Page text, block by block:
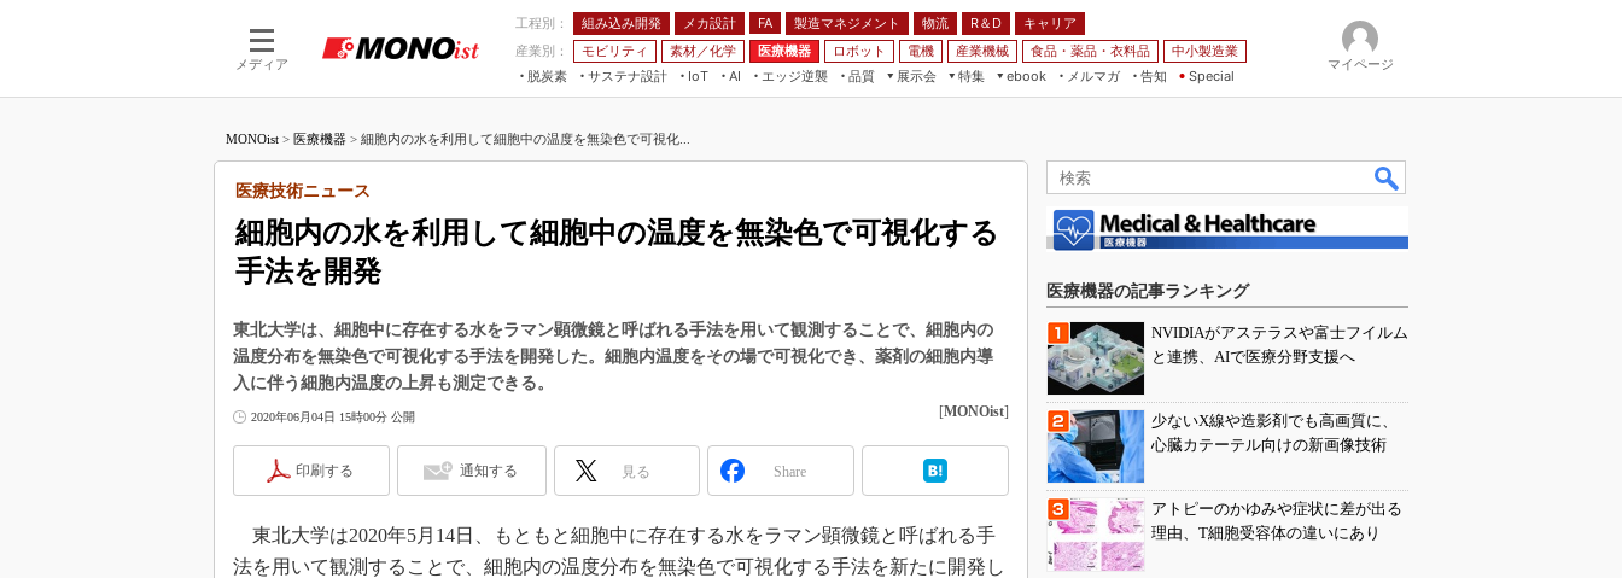
メディア
工程別： 組み込み開発 メカ設計 FA 製造マネジメント 物流 R＆D
キャリア
産業別：
モビリティ 素材／化学 医療機器 ロボット 電機 産業機械 食品・薬品・衣料品
中小製造業
脱炭素
サステナ設計
IoT
つながる工場
AI
AI×設備保全
エッジ逆襲 品質
展示会
JIMTOF
IIFES
TECHNO-FRONTIER
EdgeTech+
日本ものづくりワールド
AUTOMOTIVE WORLD
産業オープンネット展
特集
VR／AR
フィールドサービス
組み込み画像技術
組み込みモデリング
ISO26262
3Dプリンタ
ebook
FA
モビリティ
メルマガ
告知 Special
マイページ
MONOist > 医療機器 > 細胞内の水を利用して細胞中の温度を無染色で可視化...
細胞内の水を利用して細胞中の温度を無染色で可視化する
手法を開発
医療技術ニュース
東北大学は、細胞中に存在する水をラマン顕微鏡と呼ばれる手法を用いて観測することで、細胞内の
温度分布を無染色で可視化する手法を開発した。細胞内温度をその場で可視化でき、薬剤の細胞内導
入に伴う細胞内温度の上昇も測定できる。
2020年06月04日 15時00分 公開 [MONOist]
印刷する 通知する 見る Share
東北大学は2020年5月14日、もともと細胞中に存在する水をラマン顕微鏡と呼ばれる手
法を用いて観測することで、細胞内の温度分布を無染色で可視化する手法を新たに開発し
医療機器の記事ランキング
NVIDIAがアステラスや富士フイルム
と連携、AIで医療分野支援へ
少ないX線や造影剤でも高画質に、
心臓カテーテル向けの新画像技術
アトピーのかゆみや症状に差が出る
理由、T細胞受容体の違いにあり